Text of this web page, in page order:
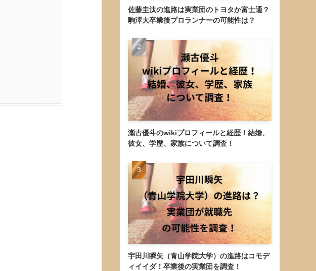
佐藤圭汰の進路は実業団のトヨタか富士通？
駒澤大卒業後プロランナーの可能性は？
瀬古優斗のwikiプロフィールと経歴！結婚、
彼女、学歴、家族について調査！
宇田川瞬矢（青山学院大学）の進路はコモデ
ィイイダ！卒業後の実業団を調査！